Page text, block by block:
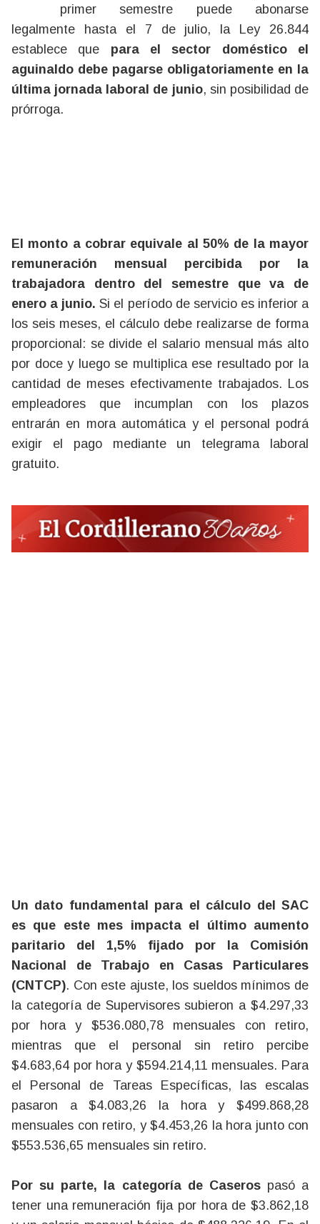
primer semestre puede abonarse
legalmente hasta el 7 de julio, la Ley 26.844
establece que para el sector doméstico el
aguinaldo debe pagarse obligatoriamente en la
última jornada laboral de junio, sin posibilidad de
prórroga.
El monto a cobrar equivale al 50% de la mayor
remuneración mensual percibida por la
trabajadora dentro del semestre que va de
enero a junio. Si el período de servicio es inferior a
los seis meses, el cálculo debe realizarse de forma
proporcional: se divide el salario mensual más alto
por doce y luego se multiplica ese resultado por la
cantidad de meses efectivamente trabajados. Los
empleadores que incumplan con los plazos
entrarán en mora automática y el personal podrá
exigir el pago mediante un telegrama laboral
gratuito.
Un dato fundamental para el cálculo del SAC
es que este mes impacta el último aumento
paritario del 1,5% fijado por la Comisión
Nacional de Trabajo en Casas Particulares
(CNTCP). Con este ajuste, los sueldos mínimos de
la categoría de Supervisores subieron a $4.297,33
por hora y $536.080,78 mensuales con retiro,
mientras que el personal sin retiro percibe
$4.683,64 por hora y $594.214,11 mensuales. Para
el Personal de Tareas Específicas, las escalas
pasaron a $4.083,26 la hora y $499.868,28
mensuales con retiro, y $4.453,26 la hora junto con
$553.536,65 mensuales sin retiro.
Por su parte, la categoría de Caserospasó a
tener una remuneración fija por hora de $3.862,18